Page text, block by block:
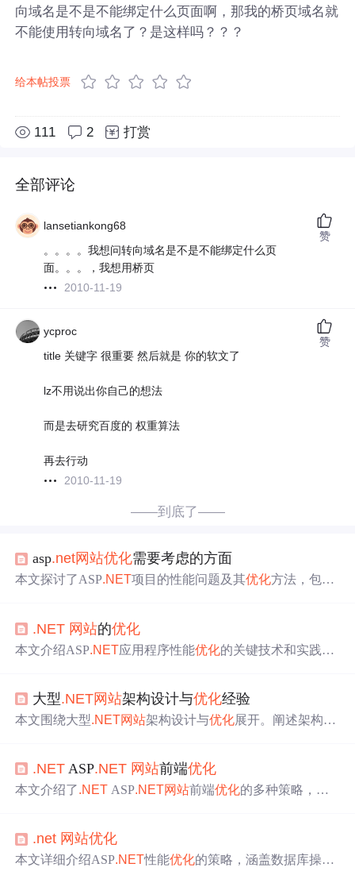
向域名是不是不能绑定什么页面啊，那我的桥页域名就
不能使用转向域名了？是这样吗？？？
给本帖投票
111 2 打赏
全部评论
lansetiankong68
。。。。我想问转向域名是不是不能绑定什么页
面。。。，我想用桥页
2010-11-19
赞
ycproc
title 关键字 很重要 然后就是 你的软文了
lz不用说出你自己的想法
而是去研究百度的 权重算法
再去行动
2010-11-19
赞
——到底了——
asp.net网站优化需要考虑的方面
本文探讨了ASP.NET项目的性能问题及其优化方法，包括
.NET 网站的优化
本文介绍ASP.NET应用程序性能优化的关键技术和实践，
大型.NET网站架构设计与优化经验
本文围绕大型.NET网站架构设计与优化展开。阐述架构设
等设计；还提及性能 优化实践，如延迟加载、异步编程
等，助开发者构建高质量系统。
.NET ASP.NET 网站前端优化
本文介绍了.NET ASP.NET网站前端优化的多种策略，包
样式表放在顶部、将脚本放在底部、使用外部CSS和JavaSc
ript、减少DNS查找、精简JavaScript代码以及图片优化。通
.net 网站优化
本文详细介绍ASP.NET性能优化的策略，涵盖数据库操